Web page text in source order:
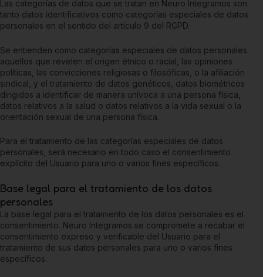
Las categorías de datos que se tratan en Neuro Integramos son
tanto datos identificativos como categorías especiales de datos
personales en el sentido del artículo 9 del RGPD.
Se entienden como categorías especiales de datos personales
aquellos que revelen el origen étnico o racial, las opiniones
políticas, las convicciones religiosas o filosóficas, o la afiliación
sindical, y el tratamiento de datos genéticos, datos biométricos
dirigidos a identificar de manera unívoca a una persona física,
datos relativos a la salud o datos relativos a la vida sexual o la
orientación sexual de una persona física.
Para el tratamiento de las categorías especiales de datos
personales, será necesario en todo caso el consentimiento
explícito del Usuario para uno o varios fines específicos.
Base legal para el tratamiento de los datos
personales
La base legal para el tratamiento de los datos personales es el
consentimiento. Neuro Integramos se compromete a recabar el
consentimiento expreso y verificable del Usuario para el
tratamiento de sus datos personales para uno o varios fines
específicos.